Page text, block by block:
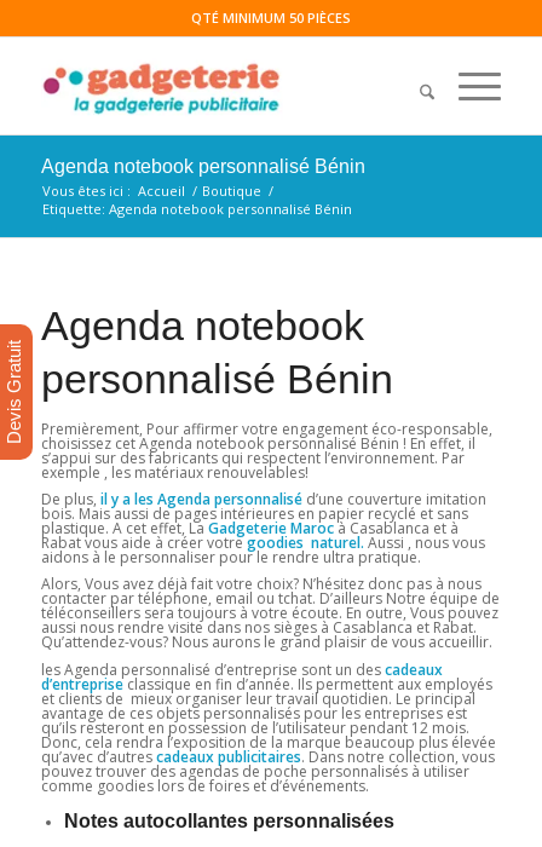
QTÉ MINIMUM 50 PIÈCES
Agenda notebook personnalisé Bénin
Vous êtes ici : Accueil / Boutique /
Etiquette: Agenda notebook personnalisé Bénin
Agenda notebook
personnalisé Bénin
Premièrement, Pour affirmer votre engagement éco-responsable,
choisissez cet Agenda notebook personnalisé Bénin ! En effet, il
s’appui sur des fabricants qui respectent l’environnement. Par
exemple , les matériaux renouvelables!
De plus, il y a les Agenda personnaliséd’une couverture imitation
bois. Mais aussi de pages intérieures en papier recyclé et sans
plastique. A cet effet, La Gadgeterie Marocà Casablanca et à
Rabat vous aide à créer votregoodies naturel. Aussi , nous vous
aidons à le personnaliser pour le rendre ultra pratique.
Alors, Vous avez déjà fait votre choix? N’hésitez donc pas à nous
contacter par téléphone, email ou tchat. D’ailleurs Notre équipe de
téléconseillers sera toujours à votre écoute. En outre, Vous pouvez
aussi nous rendre visite dans nos sièges à Casablanca et Rabat.
Qu’attendez-vous? Nous aurons le grand plaisir de vous accueillir.
les Agenda personnalisé d’entreprise sont un descadeaux
d’entrepriseclassique en fin d’année. Ils permettent aux employés
et clients de mieux organiser leur travail quotidien. Le principal
avantage de ces objets personnalisés pour les entreprises est
qu’ils resteront en possession de l’utilisateur pendant 12 mois.
Donc, cela rendra l’exposition de la marque beaucoup plus élevée
qu’avec d’autrescadeaux publicitaires. Dans notre collection, vous
pouvez trouver des agendas de poche personnalisés à utiliser
comme goodies lors de foires et d’événements.
Notes autocollantes personnalisées
Devis Gratuit